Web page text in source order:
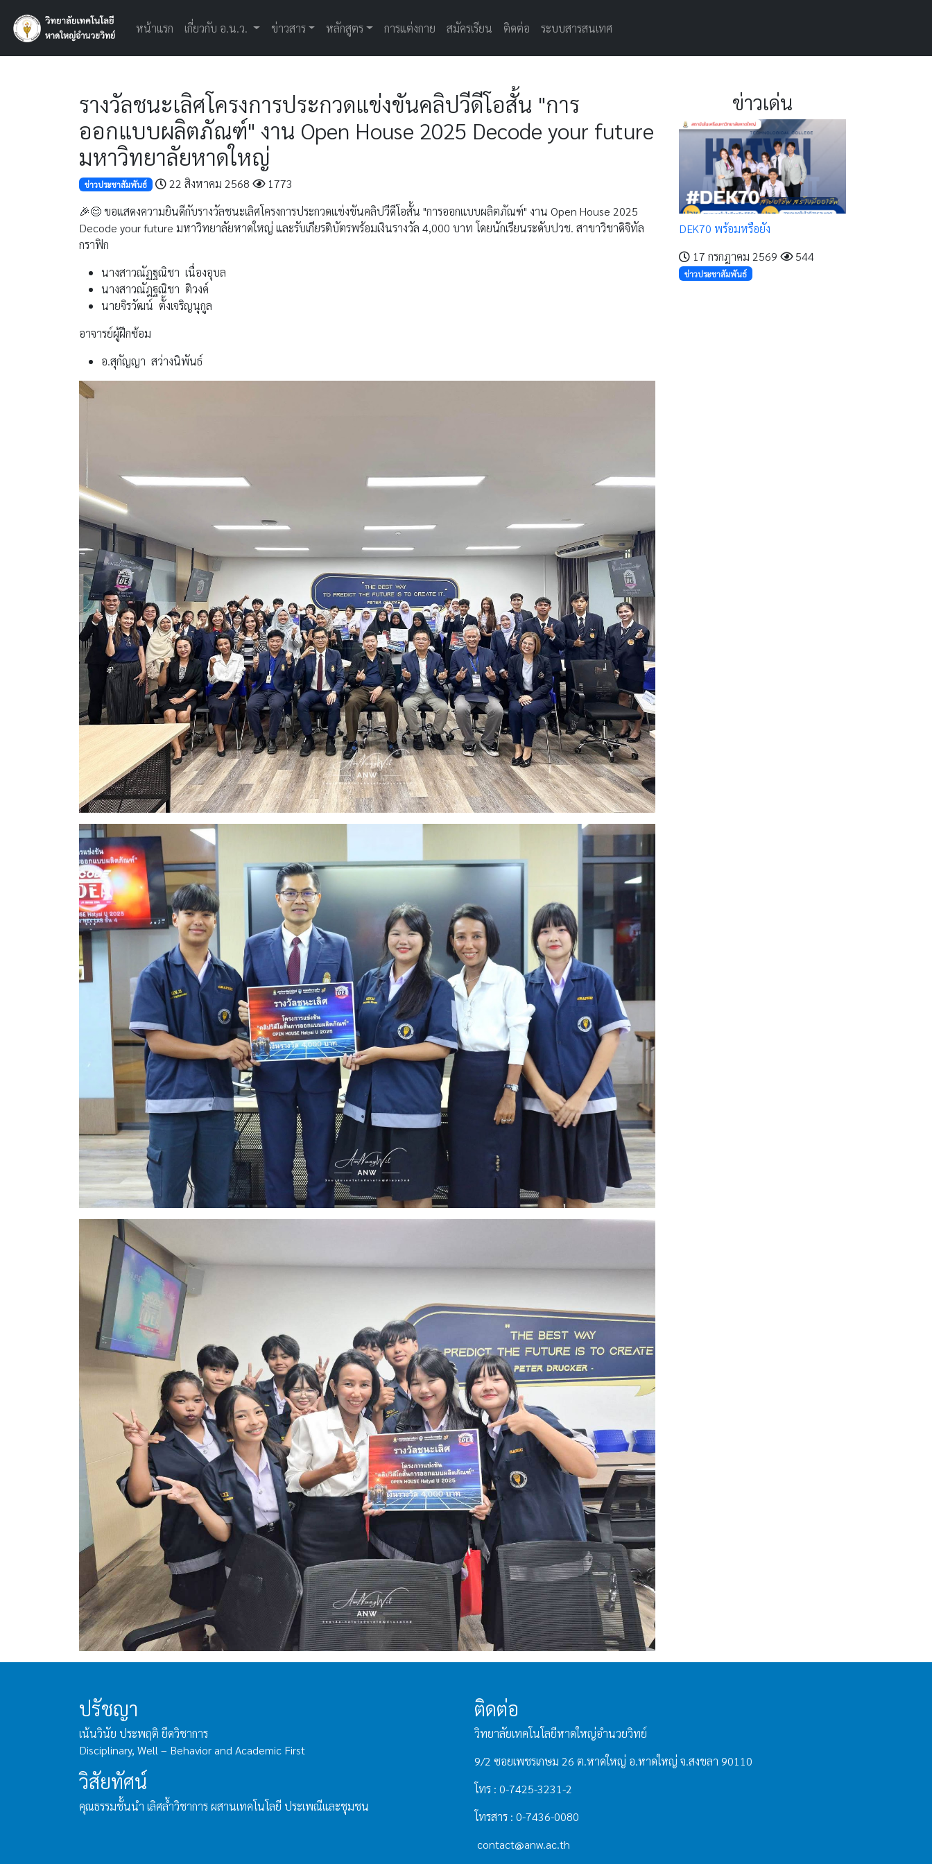
หน้าแรก เกี่ยวกับ อ.น.ว. ข่าวสาร หลักสูตร การแต่งกาย สมัครเรียน ติดต่อ ระบบสารสนเทศ
รางวัลชนะเลิศโครงการประกวดแข่งขันคลิปวีดีโอสั้น "การ
ออกแบบผลิตภัณฑ์" งาน Open House 2025 Decode your future
มหาวิทยาลัยหาดใหญ่
ข่าวประชาสัมพันธ์ 22 สิงหาคม 2568
1773
🎉😊 ขอแสดงความยินดีกับรางวัลชนะเลิศโครงการประกวดแข่งขันคลิปวีดีโอสั้น "การออกแบบผลิตภัณฑ์" งาน Open House 2025
Decode your future มหาวิทยาลัยหาดใหญ่ และรับเกียรติบัตรพร้อมเงินรางวัล 4,000 บาท โดยนักเรียนระดับปวช. สาขาวิชาดิจิทัล
กราฟิก
นางสาวณัฏฐณิชา เนื่องอุบล
นางสาวณัฎฐณิชา ติวงค์
นายจิรวัฒน์ ตั้งเจริญนุกูล
อาจารย์ผู้ฝึกซ้อม
อ.สุกัญญา สว่างนิพันธ์
ข่าวเด่น
DEK70 พร้อมหรือยัง
17 กรกฎาคม 2569
544
ข่าวประชาสัมพันธ์
ปรัชญา
เน้นวินัย ประพฤติ ยึดวิชาการ
Disciplinary, Well – Behavior and Academic First
วิสัยทัศน์
คุณธรรมชั้นนำ เลิศล้ำวิชาการ ผสานเทคโนโลยี ประเพณีและชุมชน
ติดต่อ
วิทยาลัยเทคโนโลยีหาดใหญ่อำนวยวิทย์
9/2 ซอยเพชรเกษม 26 ต.หาดใหญ่ อ.หาดใหญ่ จ.สงขลา 90110
โทร : 0-7425-3231-2
โทรสาร : 0-7436-0080
contact@anw.ac.th